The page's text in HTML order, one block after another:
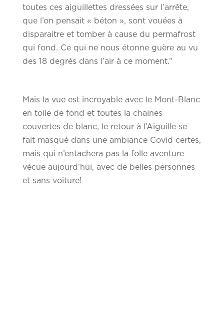
toutes ces aiguillettes dressées sur l’arrête,
que l’on pensait « béton », sont vouées à
disparaitre et tomber à cause du permafrost
qui fond. Ce qui ne nous étonne guère au vu
des 18 degrés dans l’air à ce moment.”
Mais la vue est incroyable avec le Mont-Blanc
en toile de fond et toutes la chaines
couvertes de blanc, le retour à l’Aiguille se
fait masqué dans une ambiance Covid certes,
mais qui n’entachera pas la folle aventure
vécue aujourd’hui, avec de belles personnes
et sans voiture!